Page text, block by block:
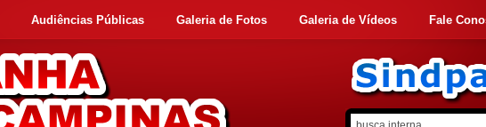
Audiências Públicas Galeria de Fotos Galeria de Vídeos Fale